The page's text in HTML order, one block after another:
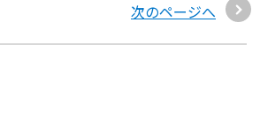
次のページへ